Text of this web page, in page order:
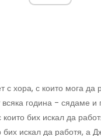
с хора, с които мога да
година - сядаме и
които бих искал да
бих искал да работя, а